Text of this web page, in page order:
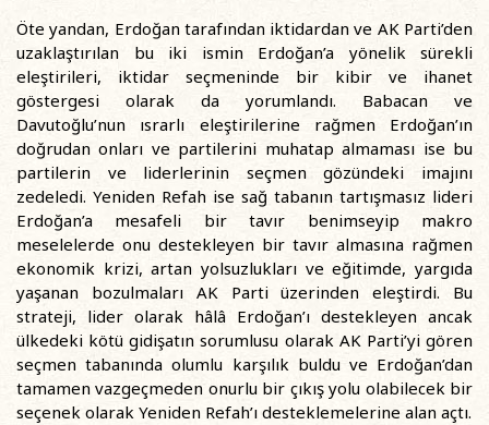
Öte yandan, Erdoğan tarafından iktidardan ve AK Parti’den
uzaklaştırılan bu iki ismin Erdoğan’a yönelik sürekli
eleştirileri, iktidar seçmeninde bir kibir ve ihanet
göstergesi olarak da yorumlandı. Babacan ve
Davutoğlu’nun ısrarlı eleştirilerine rağmen Erdoğan’ın
doğrudan onları ve partilerini muhatap almaması ise bu
partilerin ve liderlerinin seçmen gözündeki imajını
zedeledi. Yeniden Refah ise sağ tabanın tartışmasız lideri
Erdoğan’a mesafeli bir tavır benimseyip makro
meselelerde onu destekleyen bir tavır almasına rağmen
ekonomik krizi, artan yolsuzlukları ve eğitimde, yargıda
yaşanan bozulmaları AK Parti üzerinden eleştirdi. Bu
strateji, lider olarak hâlâ Erdoğan’ı destekleyen ancak
ülkedeki kötü gidişatın sorumlusu olarak AK Parti’yi gören
seçmen tabanında olumlu karşılık buldu ve Erdoğan’dan
tamamen vazgeçmeden onurlu bir çıkış yolu olabilecek bir
seçenek olarak Yeniden Refah’ı desteklemelerine alan açtı.